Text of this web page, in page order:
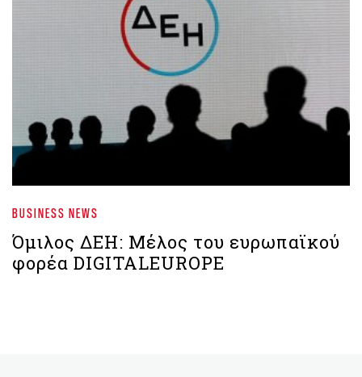
BUSINESS NEWS
Όμιλος ΔΕΗ: Μέλος του ευρωπαϊκού
φορέα DIGITALEUROPE